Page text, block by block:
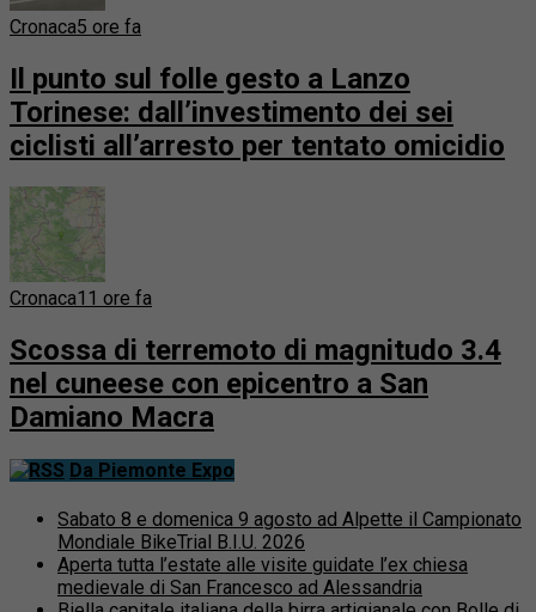
Cronaca5 ore fa
Il punto sul folle gesto a Lanzo
Torinese: dall’investimento dei sei
ciclisti all’arresto per tentato omicidio
Cronaca11 ore fa
Scossa di terremoto di magnitudo 3.4
nel cuneese con epicentro a San
Damiano Macra
Da Piemonte Expo
Sabato 8 e domenica 9 agosto ad Alpette il Campionato
Mondiale BikeTrial B.I.U. 2026
Aperta tutta l’estate alle visite guidate l’ex chiesa
medievale di San Francesco ad Alessandria